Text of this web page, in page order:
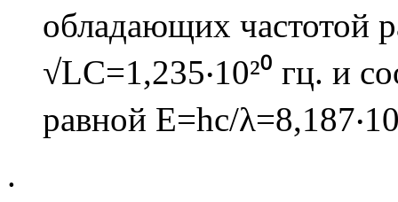
обладающих частотой
√LC=1,235‧10²⁰ гц. и
равной E=hc/
.